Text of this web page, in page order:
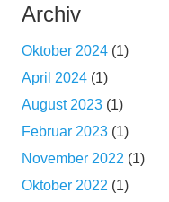
Archiv
Oktober 2024 (1)
April 2024 (1)
August 2023 (1)
Februar 2023 (1)
November 2022 (1)
Oktober 2022 (1)